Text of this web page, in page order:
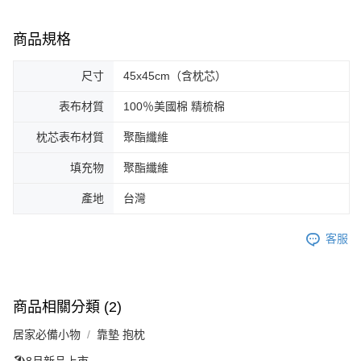
商品規格
尺寸 45x45cm（含枕芯）
表布材質 100％美國棉 精梳棉
枕芯表布材質 聚酯纖維
填充物 聚酯纖維
產地 台灣
客服
商品相關分類 (2)
居家必備小物 靠墊 抱枕